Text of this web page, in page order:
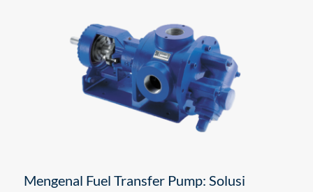
Mengenal Fuel Transfer Pump: Solusi